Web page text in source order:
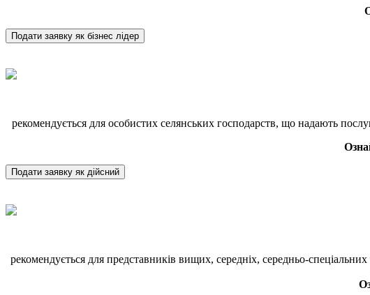
Подати заявку як бізнес лідер
рекомендується для особистих селянських господарств, що надають
Подати заявку як дійсний
рекомендується для представників вищих, середніх, середньо-